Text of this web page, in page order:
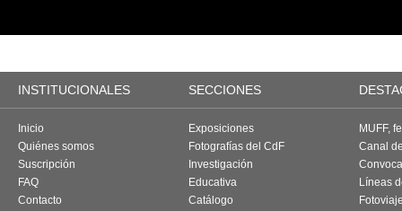
INSTITUCIONALES SECCIONES
Inicio
Quiénes somos
Suscripción
FAQ
Contacto
Exposiciones
Fotografías del CdF
Investigación
Educativa
Catálogo
MUFF,
Canal
Líneas